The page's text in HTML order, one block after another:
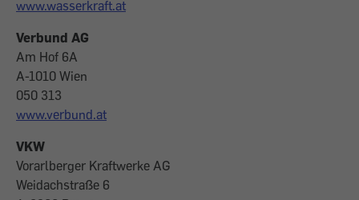
www.wasserkraft.at
Verbund AG
Am Hof 6A
A-1010 Wien
050 313
www.verbund.at
VKW
Vorarlberger Kraftwerke AG
Weidachstraße 6